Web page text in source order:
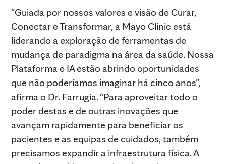
“Guiada por nossos valores e visão de Curar,
Conectar e Transformar, a Mayo Clinic está
liderando a exploração de ferramentas de
mudança de paradigma na área da saúde. Nossa
Plataforma e IA estão abrindo oportunidades
que não poderíamos imaginar há cinco anos”,
afirma o Dr. Farrugia. “Para aproveitar todo o
poder destas e de outras inovações que
avançam rapidamente para beneficiar os
pacientes e as equipas de cuidados, também
precisamos expandir a infraestrutura física. A